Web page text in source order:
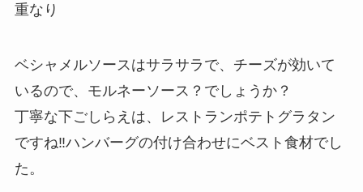
重なり
ベシャメルソースはサラサラで、チーズが効いて
いるので、モルネーソース？でしょうか？
丁寧な下ごしらえは、レストランポテトグラタン
ですね‼ハンバーグの付け合わせにベスト食材でし
た。